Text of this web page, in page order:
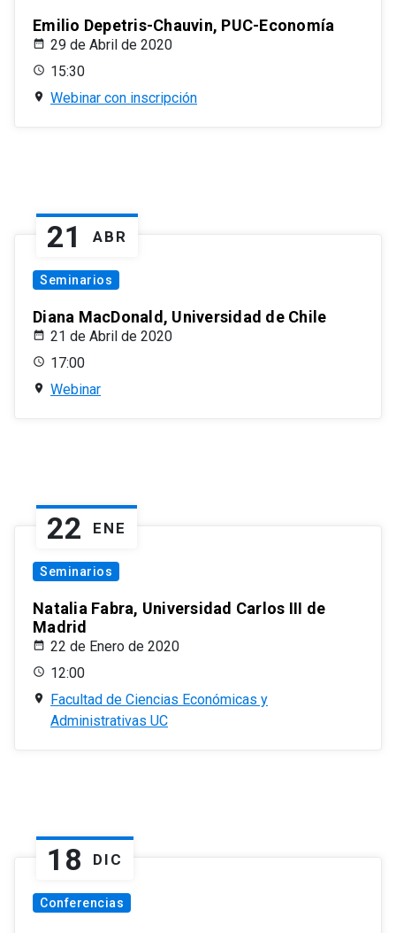
Emilio Depetris-Chauvin, PUC-Economía
29 de Abril de 2020
15:30
Webinar con inscripción
21 ABR
Seminarios
Diana MacDonald, Universidad de Chile
21 de Abril de 2020
17:00
Webinar
22 ENE
Seminarios
Natalia Fabra, Universidad Carlos III de
Madrid
22 de Enero de 2020
12:00
Facultad de Ciencias Económicas y
Administrativas UC
18 DIC
Conferencias